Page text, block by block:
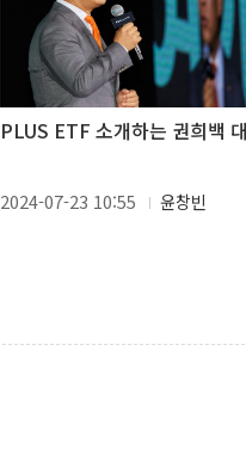
PLUS ETF 소개하는 권희백
2024-07-23 10:55 윤창빈